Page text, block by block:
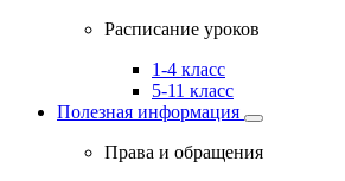
Расписание уроков
1-4 класс
5-11 класс
Полезная информация
Права и обращения